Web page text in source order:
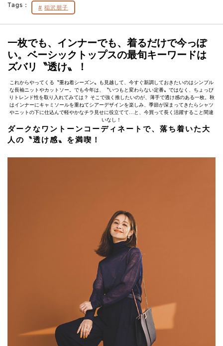
Tags： 稲沢朋子
一枚でも、インナーでも、着るだけで今っぽ
い。ベーシックトップスの最旬キーワードは
ズバリ〝透け〟！
これからやってくる〝重ね着シーズン〟も見越して、今すぐ新調しておきたいのはシンプル
な長袖ニットやカットソー。でも今年は、〝いつもと変わらない定番〟ではなく、ちょっぴ
りトレンド性を取り入れてみては？ そこで強く推したいのが、薄手で透け感のある一枚。秋
はインナーにキャミソールを重ねてシアーデザインを楽しみ、季節が深まってきたらシャツ
やニットの下に仕込んで軽やかなチラ見せに役立てて…と、今買って長く活躍すること間違
いなし！
ダークなワントーンコーディネートで、落ち着いた大
人の〝透け感〟を満喫！